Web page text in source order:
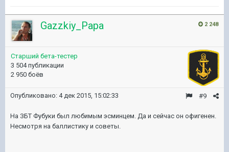
2 248
Gazzkiy_Papa
Старший бета-тестер
3 504 публикации
2 950 боёв
#9
Опубликовано: 4 дек 2015, 15:02:33
На ЗБТ Фубуки был любимым эсминцем. Да и сейчас он офигенен.
Несмотря на баллистику и советы.